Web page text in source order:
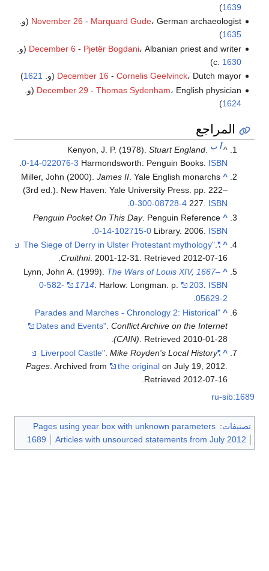
1639
)
November 26 - Marquard Gude، German archaeologist (و.
1635
)
December 6 - Pjetër Bogdani
، Albanian priest and writer (و.
c. 1630
)
December 16 - Cornelis Geelvinck، Dutch mayor (و. 1621
)
December 29 - Thomas Sydenham، English physician (و.
1624
)
المراجع
^أ ب Kenyon, J. P. (1978).Stuart England
Harmondsworth: Penguin Books. ISBN
0-14-022076-3
.
^
Miller, John (2000).James II. Yale English monarchs
(3rd ed.). New Haven: Yale University Press. pp. 222–
227. ISBN
0-300-08728-4
.
^
Penguin Pocket On This Day. Penguin Reference
Library. 2006. ISBN
0-14-102715-0
.
^
"The Siege of Derry in Ulster Protestant mythology"
.
Cruithni. 2001-12-31 . Retrieved 2012-07-16
.
^
Lynn, John A. (1999). The Wars of Louis XIV, 1667–
1714. Harlow: Longman. p. 203. ISBN
0-582-
05629-2
.
^
"Parades and Marches - Chronology 2: Historical
Dates and Events" .Conflict Archive on the Internet
(CAIN) . Retrieved 2010-01-28
.
^
"Liverpool Castle"
.Mike Royden's Local History
Pages. Archived from the original on July 19, 2012.
Retrieved2012-07-16
.
ru-sib:1689
تصنيفات:
Pages using year box with unknown parameters
Articles with unsourced statements from July 2012
1689